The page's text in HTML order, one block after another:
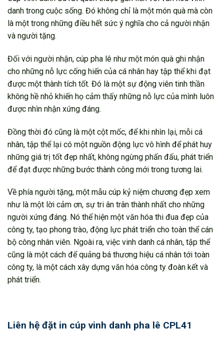
danh trong cuộc sống. Đó không chỉ là một món quà mà còn
là một trong những điều hết sức ý nghĩa cho cả người nhận
và người tặng.
Đối với người nhận, cúp pha lê như một món quà ghi nhận
cho những nỗ lực cống hiến của cá nhân hay tập thể khi đạt
được một thành tích tốt. Đó là một sự động viên tinh thần
không hề nhỏ khiến họ cảm thấy những nỗ lực của mình luôn
được nhìn nhận xứng đáng.
Đồng thời đó cũng là một cột mốc, để khi nhìn lại, mỗi cá
nhân, tập thể lại có một nguồn động lực vô hình để phát huy
những giá trị tốt đẹp nhất, không ngừng phấn đấu, phát triển
để đạt được những bước thành công mới trong tương lai.
Về phía người tặng, một mẫu cúp kỷ niệm chương đẹp xem
như là một lời cảm ơn, sự tri ân trân thành nhất cho những
người xứng đáng. Nó thể hiện một văn hóa thi đua đẹp của
công ty, tạo phong trào, động lực phát triển cho toàn thể cán
bộ công nhân viên. Ngoài ra, việc vinh danh cá nhân, tập thể
cũng là một cách để quảng bá thương hiệu cá nhân tới toàn
công ty, là một cách xây dựng văn hóa công ty đoàn kết và
phát triển.
Liên hệ đặt in cúp vinh danh pha lê CPL41